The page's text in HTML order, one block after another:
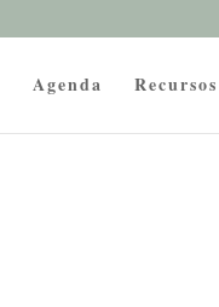
Agenda Recursos